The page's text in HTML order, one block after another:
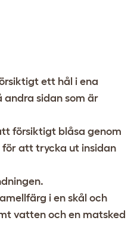
ett hål i ena
andra sidan som är
försiktigt blåsa genom
att trycka ut insidan
i en skål och
vatten och en matsked